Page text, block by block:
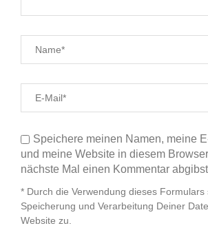
Speichere meinen Namen, meine
und meine Website in diesem
nächste Mal einen Kommentar
* Durch die Verwendung dieses
Speicherung und Verarbeitung Deiner
Website zu.